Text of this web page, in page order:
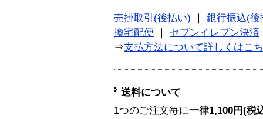
売掛取引(後払い)
銀行振込(後
換宅配便
セブンイレブン決済
⇒支払方法について詳しくはこ
送料について
1つのご注文毎に一律1,100円(税